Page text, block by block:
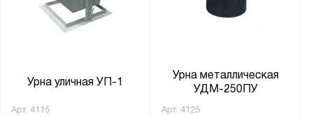
Урна уличная УП-1
Арт. 4115
Урна металлическая
УДМ-250ПУ
Арт. 4125
от